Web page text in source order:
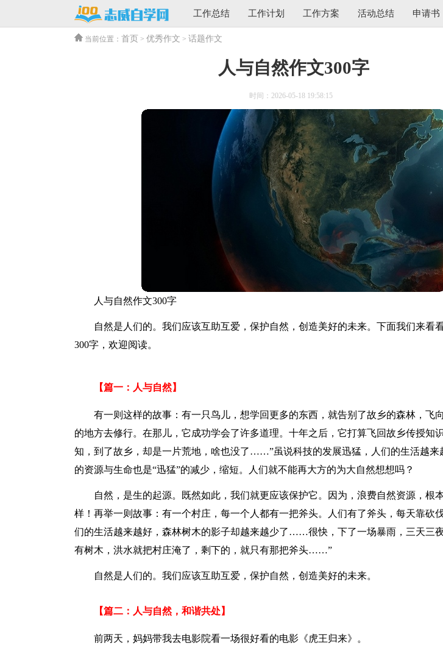
工作总结 工作计划 工作方案 活动总结 申请书
当前位置： 首页 > 优秀作文 > 话题作文
人与自然作文300字
时间：2026-05-18 19:58:15
人与自然作文300字
自然是人们的。我们应该互助互爱，保护自然，创造美好的未来。下面我们来看
300字，欢迎阅读。
【篇一：人与自然】
有一则这样的故事：有一只鸟儿，想学回更多的东西，就告别了故乡的森林，飞
的地方去修行。在那儿，它成功学会了许多道理。十年之后，它打算飞回故乡传授知
知，到了故乡，却是一片荒地，啥也没了……”虽说科技的发展迅猛，人们的生活越来
的资源与生命也是“迅猛”的减少，缩短。人们就不能再大方的为大自然想想吗？
自然，是生的起源。既然如此，我们就更应该保护它。因为，浪费自然资源，根
样！再举一则故事：有一个村庄，每一个人都有一把斧头。人们有了斧头，每天靠砍
们的生活越来越好，森林树木的影子却越来越少了……很快，下了一场暴雨，三天三
有树木，洪水就把村庄淹了，剩下的，就只有那把斧头……”
自然是人们的。我们应该互助互爱，保护自然，创造美好的未来。
【篇二：人与自然，和谐共处】
前两天，妈妈带我去电影院看一场很好看的电影《虎王归来》。